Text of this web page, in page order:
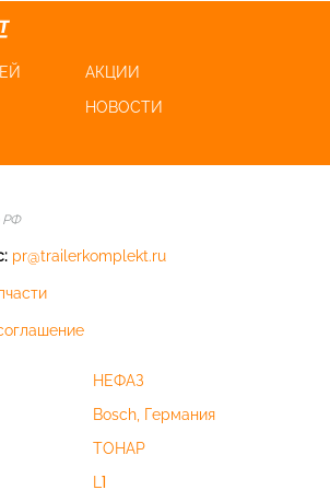
АКЦИИ
НОВОСТИ
РФ
pr@trailerkomplekt.ru
НЕФАЗ
Bosch, Германия
ТОНАР
L1